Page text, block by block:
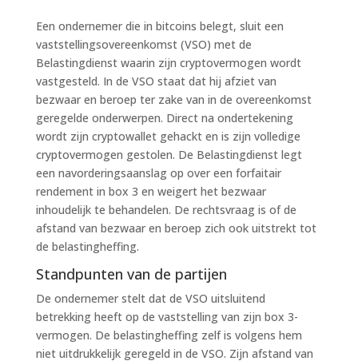
Een ondernemer die in bitcoins belegt, sluit een
vaststellingsovereenkomst (VSO) met de
Belastingdienst waarin zijn cryptovermogen wordt
vastgesteld. In de VSO staat dat hij afziet van
bezwaar en beroep ter zake van in de overeenkomst
geregelde onderwerpen. Direct na ondertekening
wordt zijn cryptowallet gehackt en is zijn volledige
cryptovermogen gestolen. De Belastingdienst legt
een navorderingsaanslag op over een forfaitair
rendement in box 3 en weigert het bezwaar
inhoudelijk te behandelen. De rechtsvraag is of de
afstand van bezwaar en beroep zich ook uitstrekt tot
de belastingheffing.
Standpunten van de partijen
De ondernemer stelt dat de VSO uitsluitend
betrekking heeft op de vaststelling van zijn box 3-
vermogen. De belastingheffing zelf is volgens hem
niet uitdrukkelijk geregeld in de VSO. Zijn afstand van